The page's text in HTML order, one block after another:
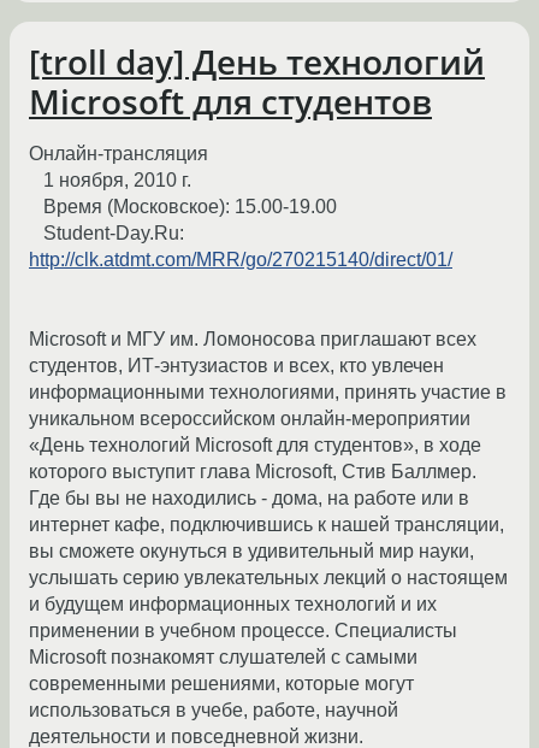
[troll day] День технологий
Microsoft для студентов
Онлайн-трансляция
1 ноября, 2010 г.
Время (Московское): 15.00-19.00
Student-Day.Ru:
http://clk.atdmt.com/MRR/go/270215140/direct/01/
Microsoft и МГУ им. Ломоносова приглашают всех
студентов, ИТ-энтузиастов и всех, кто увлечен
информационными технологиями, принять участие в
уникальном всероссийском онлайн-мероприятии
«День технологий Microsoft для студентов», в ходе
которого выступит глава Microsoft, Стив Баллмер.
Где бы вы не находились - дома, на работе или в
интернет кафе, подключившись к нашей трансляции,
вы сможете окунуться в удивительный мир науки,
услышать серию увлекательных лекций о настоящем
и будущем информационных технологий и их
применении в учебном процессе. Специалисты
Microsoft познакомят слушателей с самыми
современными решениями, которые могут
использоваться в учебе, работе, научной
деятельности и повседневной жизни.